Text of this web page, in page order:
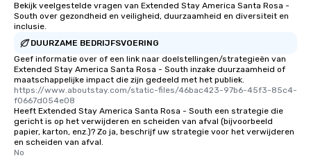
Bekijk veelgestelde vragen van Extended Stay America Santa Rosa -
South over gezondheid en veiligheid, duurzaamheid en diversiteit en
inclusie.
DUURZAME BEDRIJFSVOERING
Geef informatie over of een link naar doelstellingen/strategieën van
Extended Stay America Santa Rosa - South inzake duurzaamheid of
maatschappelijke impact die zijn gedeeld met het publiek.
https://www.aboutstay.com/static-files/46bac423-97b6-45f3-85c4-
f0667d054e08
Heeft Extended Stay America Santa Rosa - South een strategie die
gericht is op het verwijderen en scheiden van afval (bijvoorbeeld
papier, karton, enz.)? Zo ja, beschrijf uw strategie voor het verwijderen
en scheiden van afval.
No